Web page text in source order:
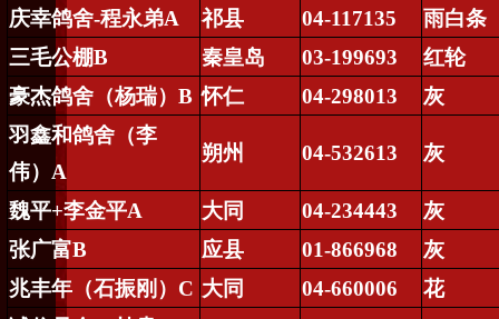
庆幸鸽舍-程永弟A 祁县 04-117135
雨白条
三毛公棚B 秦皇岛 03-199693
红轮
豪杰鸽舍（杨瑞）B 怀仁 04-298013
灰
羽鑫和鸽舍（李
伟） A
朔州 04-532613 灰
魏平+李金平A 大同 04-234443
灰
张广富B 应县 01-866968
灰
兆丰年（石振刚） C 大同 04-660006
花